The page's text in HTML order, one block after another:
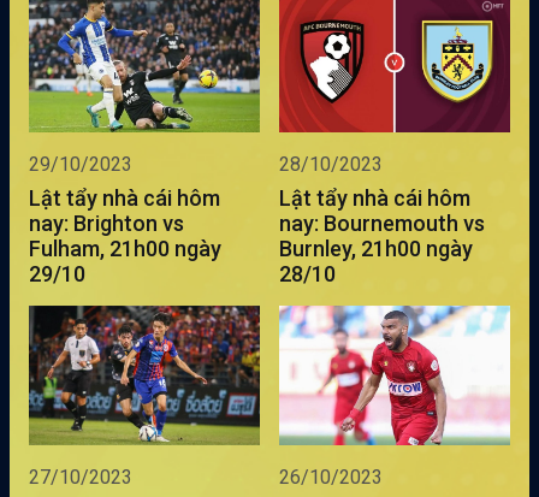
29/10/2023
Lật tẩy nhà cái hôm
nay: Brighton vs
Fulham, 21h00 ngày
29/10
28/10/2023
Lật tẩy nhà cái hôm
nay: Bournemouth vs
Burnley, 21h00 ngày
28/10
27/10/2023 26/10/2023